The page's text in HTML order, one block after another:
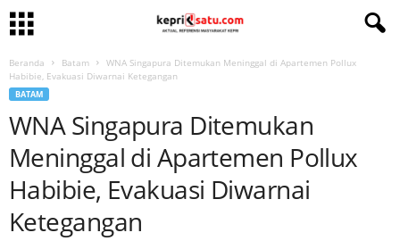
Beranda Batam
WNA Singapura Ditemukan Meninggal di Apartemen Pollux
Habibie, Evakuasi Diwarnai Ketegangan
BATAM
WNA Singapura Ditemukan
Meninggal di Apartemen Pollux
Habibie, Evakuasi Diwarnai
Ketegangan